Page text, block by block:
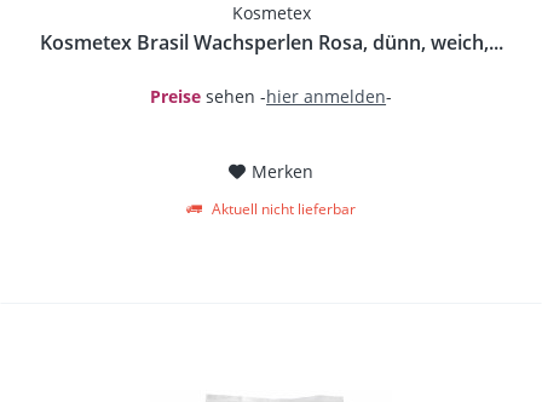
Kosmetex
Kosmetex Brasil Wachsperlen Rosa, dünn, weich,...
Preise sehen -hier anmelden-
Merken
Aktuell nicht lieferbar